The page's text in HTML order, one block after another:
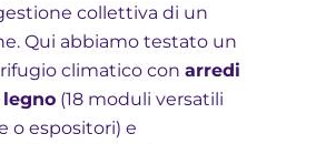
collettiva di un
Qui abbiamo testato un
climatico con arredi
(18 moduli versatili
o espositori) e